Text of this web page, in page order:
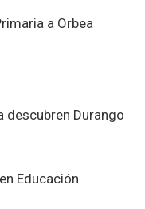
a Orbea
descubren Durango
Educación